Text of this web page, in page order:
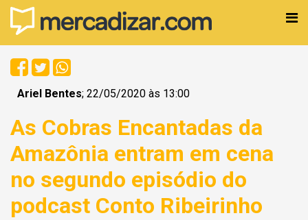
Ariel Bentes; 22/05/2020 às 13:00
As Cobras Encantadas da
Amazônia entram em cena
no segundo episódio do
podcast Conto Ribeirinho